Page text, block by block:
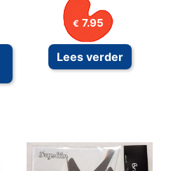
€ 7.95
Lees verder